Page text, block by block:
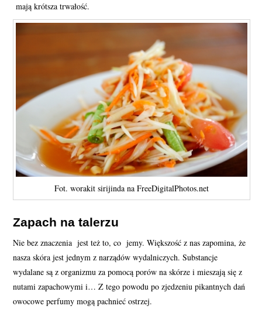
mają krótsza trwałość.
Fot. worakit sirijinda na FreeDigitalPhotos.net
Zapach na talerzu
Nie bez znaczenia jest też to, co jemy. Większość z nas zapomina, że
nasza skóra jest jednym z narządów wydalniczych. Substancje
wydalane są z organizmu za pomocą porów na skórze i mieszają się z
nutami zapachowymi i… Z tego powodu po zjedzeniu pikantnych dań
owocowe perfumy mogą pachnieć ostrzej.